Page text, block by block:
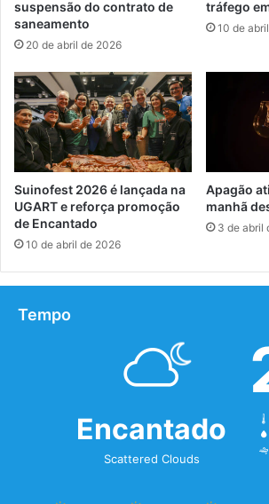
suspensão do contrato de
saneamento
20 de abril de 2026
tráfego
10 de
Suinofest 2026 é lançada na
UGART e reforça promoção
de Encantado
10 de abril de 2026
Apagão
manhã
3 de abril
Tempo
Encantado
Scattered Clouds